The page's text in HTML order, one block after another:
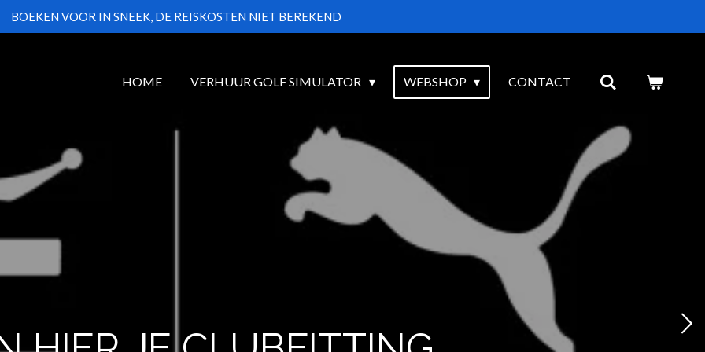
BOEKEN VOOR IN SNEEK, DE REISKOSTEN NIET BEREKEND
HOME VERHUUR GOLF SIMULATOR WEBSHOP CONTACT
NAAR HET HALF JAAR PLAN